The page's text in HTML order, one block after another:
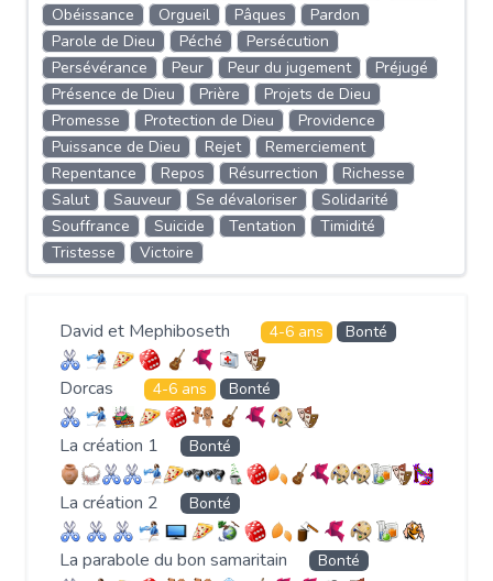
Obéissance
Orgueil Pâques
Pardon
Parole de Dieu
Péché
Persécution
Persévérance
Peur Peur du jugement
Préjugé
Présence de Dieu
Prière
Projets de Dieu
Promesse
Protection de Dieu
Providence
Puissance de Dieu
Rejet
Remerciement
Repentance
Repos Résurrection
Richesse
Salut
Sauveur Se dévaloriser
Solidarité
Souffrance
Suicide Tentation
Timidité
Tristesse
Victoire
David et Mephiboseth 4-6 ans Bonté
Dorcas 4-6 ans Bonté
La création 1 Bonté
La création 2 Bonté
La parabole du bon samaritain Bonté